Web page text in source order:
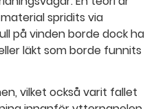
spridits via
på vinden borde dock ha
läkt som borde funnits
vilket också varit fallet